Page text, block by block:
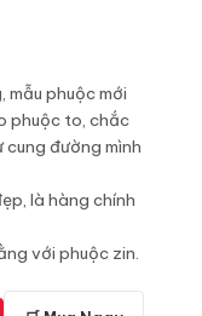
mẫu phuộc mới
phuộc to, chắc
đường mình
là hàng chính
với phuộc zin.